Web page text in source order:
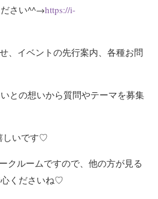
ださい^^→https://i-
、イベントの先行案内、各種お問
との想いから質問やテーマを募集
しいです♡
クルームですので、他の方が見る
くださいね♡